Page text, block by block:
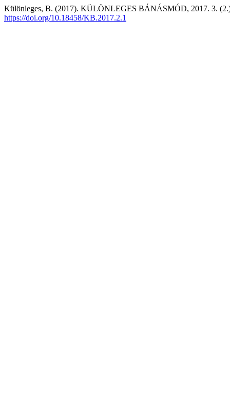
Különleges, B. (2017). KÜLÖNLEGES BÁNÁSMÓD, 2017. 3.
https://doi.org/10.18458/KB.2017.2.1